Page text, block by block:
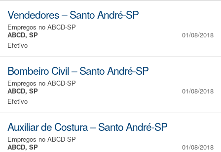
Vendedores – Santo André-SP
Empregos no ABCD-SP
ABCD, SP
Efetivo
01/08/2018
Bombeiro Civil – Santo André-SP
Empregos no ABCD-SP
ABCD, SP
Efetivo
01/08/2018
Auxiliar de Costura – Santo André-SP
Empregos no ABCD-SP
ABCD, SP
01/08/2018